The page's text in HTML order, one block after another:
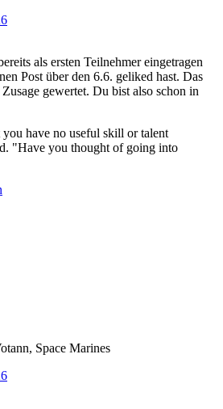
als ersten Teilnehmer eingetragen
Post über den 6.6. geliked hast. Das
gewertet. Du bist also schon in
have no useful skill or talent
"Have you thought of going into
Space Marines